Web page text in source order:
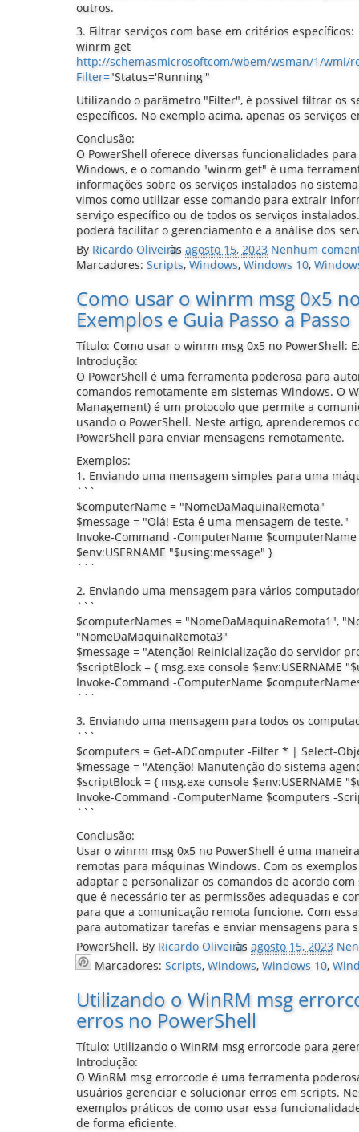
outros.
3. Filtrar serviços com base em critérios específicos:
winrm get
http://schemasmicrosoftcom/wbem/wsman/1/wmi/
Filter="Status='Running'"
Utilizando o parâmetro "Filter", é possível filtrar os
específicos. No exemplo acima, apenas os serviços
Conclusão:
O PowerShell oferece diversas funcionalidades
Windows, e o comando "winrm get" é uma
informações sobre os serviços instalados no
vimos como utilizar esse comando para extrair
serviço específico ou de todos os serviços
poderá facilitar o gerenciamento e a análise dos
By Ricardo Oliveira
às agosto 15, 2023 Nenhum
Marcadores: Scripts, Windows, Windows 10,
Como usar o winrm msg 0x5
Exemplos e Guia Passo a Passo
Título: Como usar o winrm msg 0x5 no PowerShell:
Introdução:
O PowerShell é uma ferramenta poderosa para
comandos remotamente em sistemas Windows. O
Management) é um protocolo que permite a
usando o PowerShell. Neste artigo, aprenderemos
PowerShell para enviar mensagens remotamente.
Exemplos:
1. Enviando uma mensagem simples para uma
```
$computerName = "NomeDaMaquinaRemota"
$message = "Olá! Esta é uma mensagem de teste."
Invoke-Command -ComputerName
$env:USERNAME "$using:message" }
```
2. Enviando uma mensagem para vários
```
$computerNames = "NomeDaMaquinaRemota1",
"NomeDaMaquinaRemota3"
$message = "Atenção! Reinicialização do servidor
$scriptBlock = { msg.exe console $env:USERNAME
Invoke-Command -ComputerName
```
3. Enviando uma mensagem para todos os
```
$computers = Get-ADComputer -Filter * | Select-
$message = "Atenção! Manutenção do sistema
$scriptBlock = { msg.exe console $env:USERNAME
Invoke-Command -ComputerName $computers -
```
Conclusão:
Usar o winrm msg 0x5 no PowerShell é uma
remotas para máquinas Windows. Com os
adaptar e personalizar os comandos de acordo
que é necessário ter as permissões adequadas e
para que a comunicação remota funcione. Com
para automatizar tarefas e enviar mensagens para
PowerShell. By Ricardo Oliveira
às agosto 15, 2023
Marcadores: Scripts, Windows, Windows 10,
Utilizando o WinRM msg
erros no PowerShell
Título: Utilizando o WinRM msg errorcode para
Introdução:
O WinRM msg errorcode é uma ferramenta
usuários gerenciar e solucionar erros em scripts.
exemplos práticos de como usar essa
de forma eficiente.